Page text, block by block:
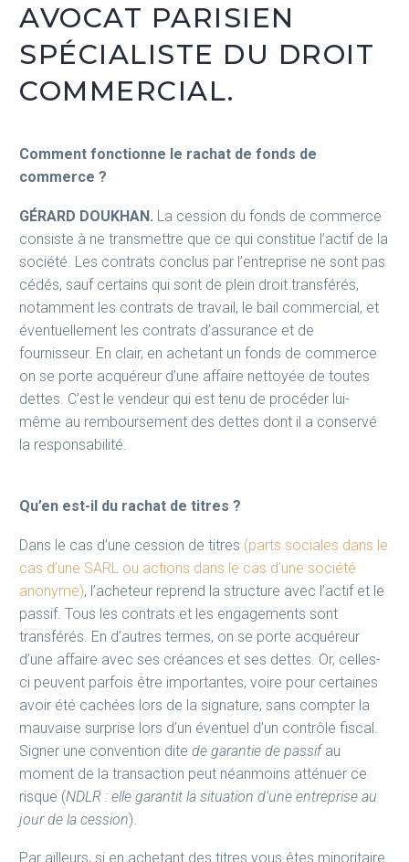
AVOCAT PARISIEN
SPÉCIALISTE DU DROIT
COMMERCIAL.
Comment fonctionne le rachat de fonds de
commerce ?
GÉRARD DOUKHAN. La cession du fonds de commerce
consiste à ne transmettre que ce qui constitue l’actif de la
société. Les contrats conclus par l’entreprise ne sont pas
cédés, sauf certains qui sont de plein droit transférés,
notamment les contrats de travail, le bail commercial, et
éventuellement les contrats d’assurance et de
fournisseur. En clair, en achetant un fonds de commerce
on se porte acquéreur d’une affaire nettoyée de toutes
dettes. C’est le vendeur qui est tenu de procéder lui-
même au remboursement des dettes dont il a conservé
la responsabilité.
Qu’en est-il du rachat de titres ?
Dans le cas d’une cession de titres (parts sociales dans le
cas d’une SARL ou actions dans le cas d’une société
anonyme), l’acheteur reprend la structure avec l’actif et le
passif. Tous les contrats et les engagements sont
transférés. En d’autres termes, on se porte acquéreur
d’une affaire avec ses créances et ses dettes. Or, celles-
ci peuvent parfois être importantes, voire pour certaines
avoir été cachées lors de la signature, sans compter la
mauvaise surprise lors d’un éventuel d’un contrôle fiscal.
Signer une convention dite de garantie de passifau
moment de la transaction peut néanmoins atténuer ce
risque (NDLR : elle garantit la situation d’une entreprise au
jour de la cession).
Par ailleurs, si en achetant des titres vous êtes minoritaire